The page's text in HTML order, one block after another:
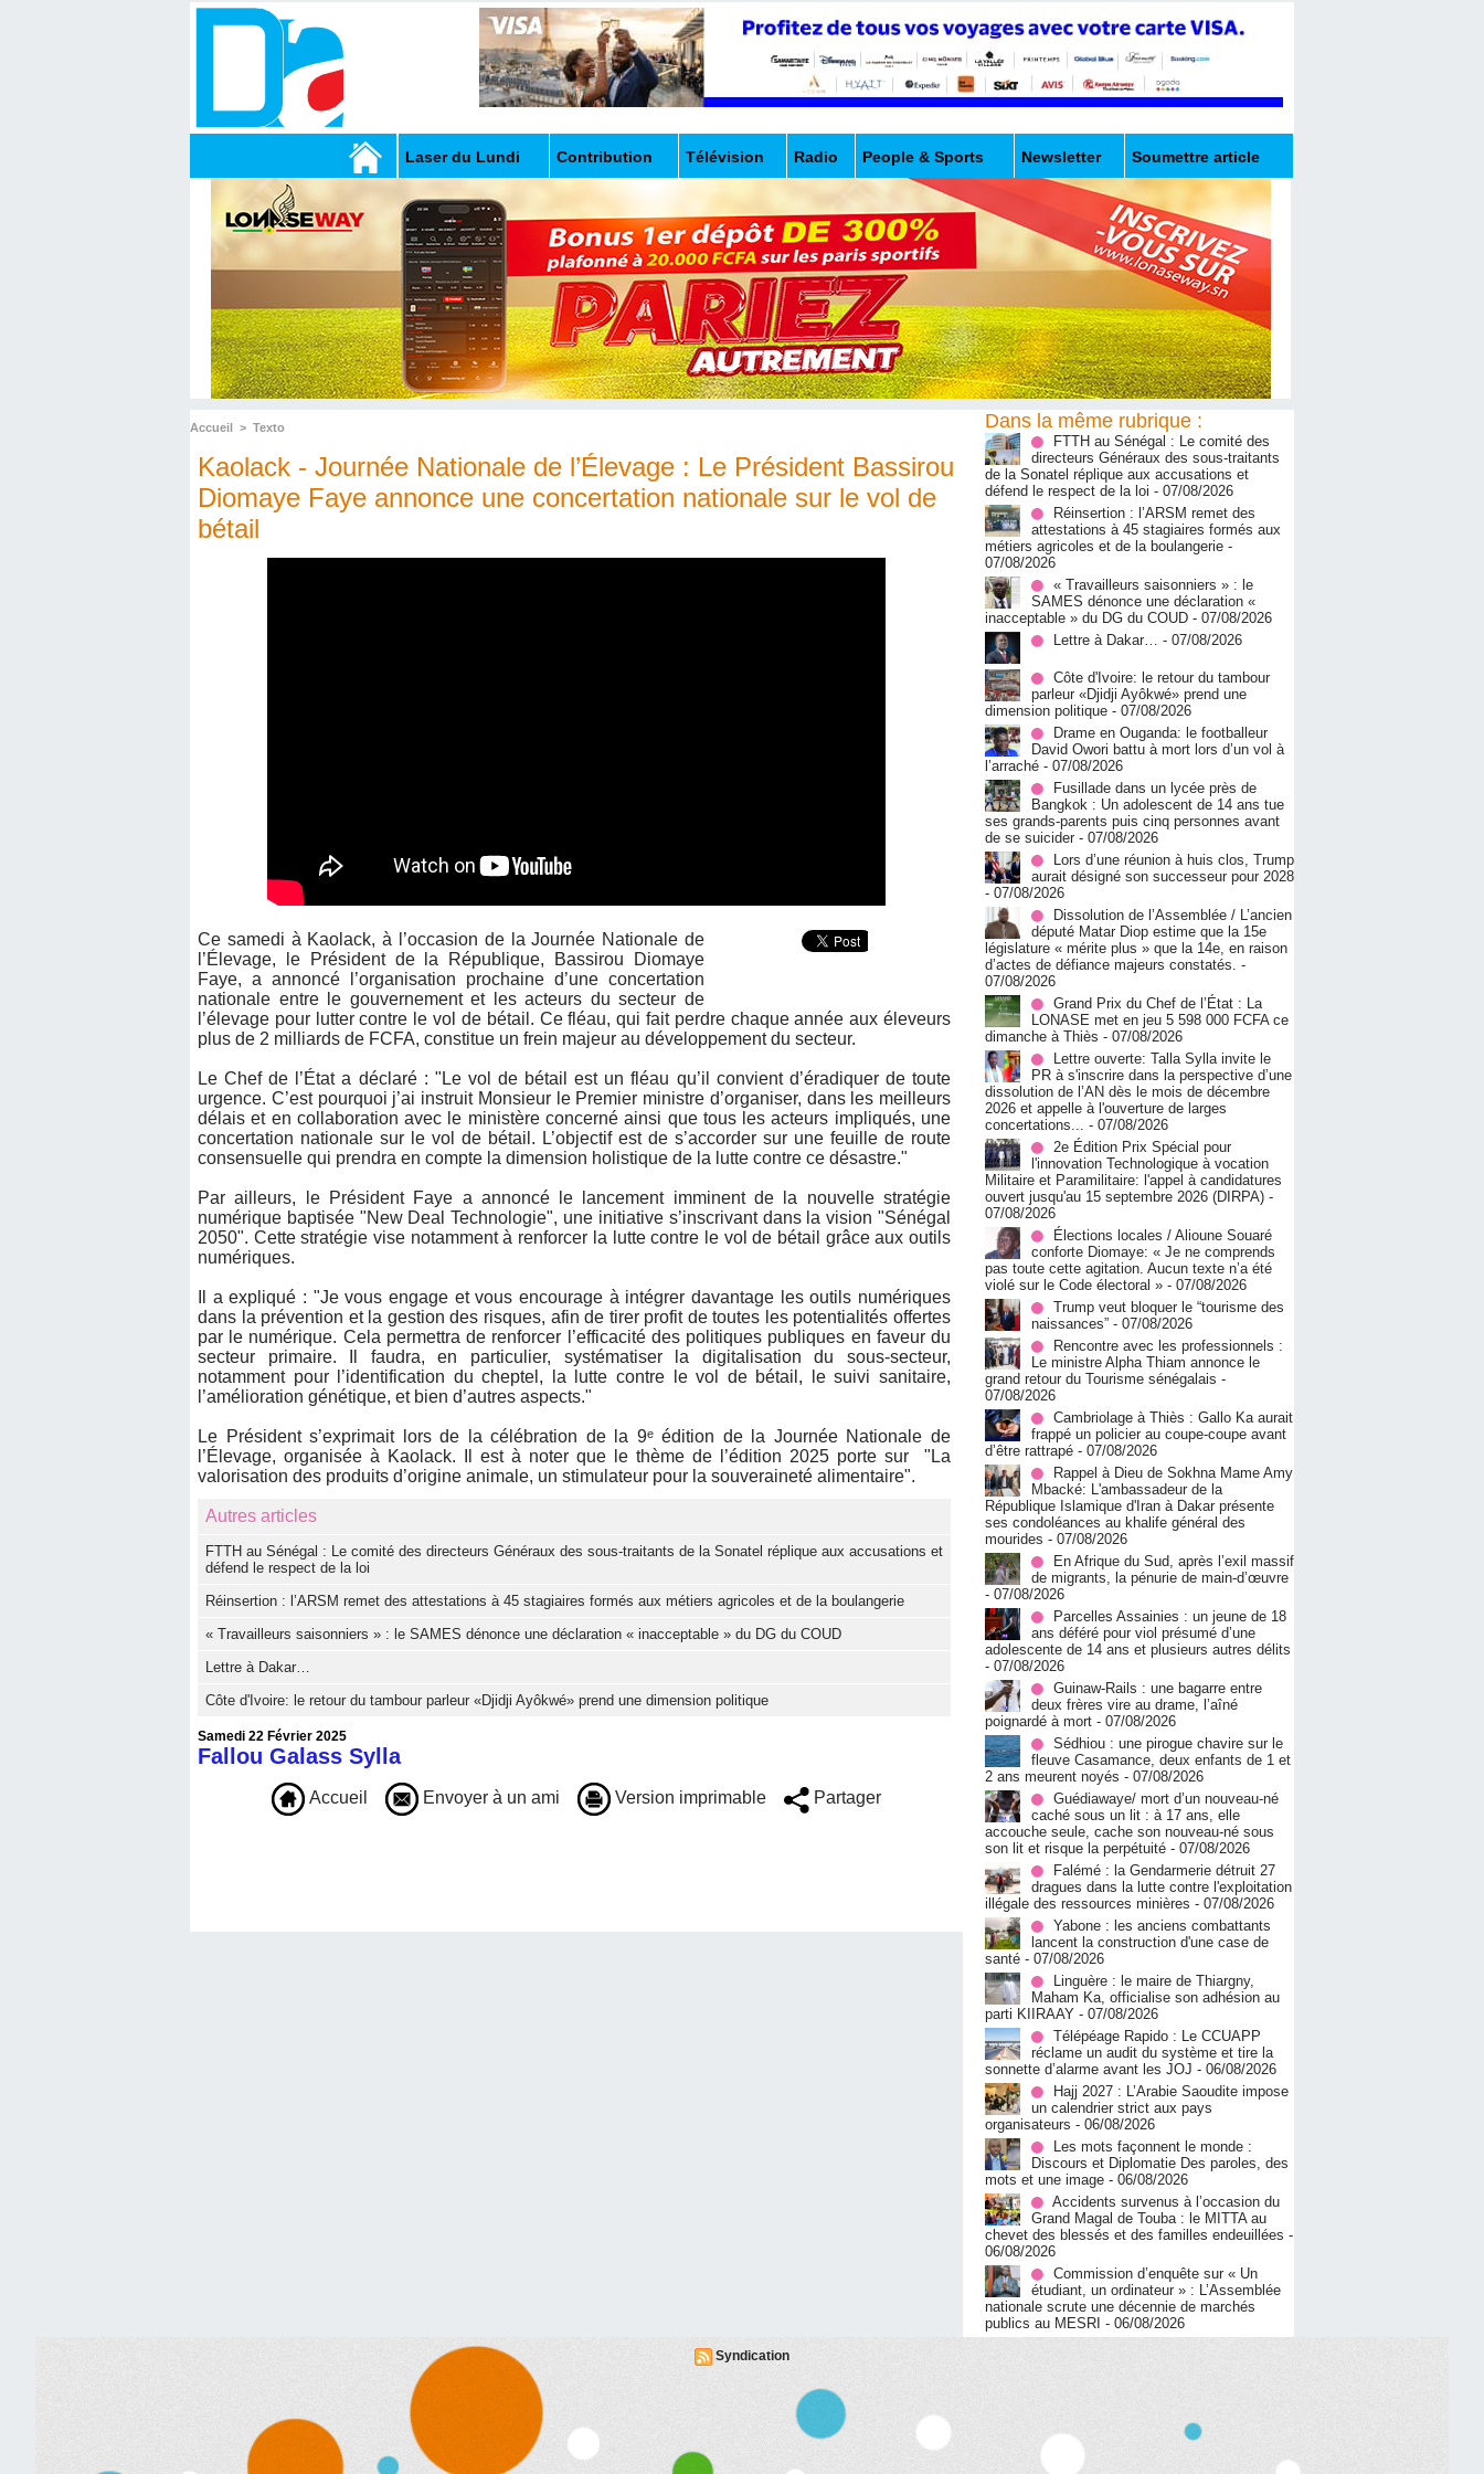
Laser du Lundi Contribution Télévision Radio People & Sports Newsletter Soumettre article
Accueil > Texto
Kaolack - Journée Nationale de l’Élevage : Le Président Bassirou
Diomaye Faye annonce une concertation nationale sur le vol de
bétail
Ce samedi à Kaolack, à l’occasion de la Journée Nationale de
l’Élevage, le Président de la République, Bassirou Diomaye
Faye, a annoncé l’organisation prochaine d’une concertation
nationale entre le gouvernement et les acteurs du secteur de
l’élevage pour lutter contre le vol de bétail. Ce fléau, qui fait perdre chaque année aux éleveurs
plus de 2 milliards de FCFA, constitue un frein majeur au développement du secteur.
Le Chef de l’État a déclaré : "Le vol de bétail est un fléau qu’il convient d’éradiquer de toute
urgence. C’est pourquoi j’ai instruit Monsieur le Premier ministre d’organiser, dans les meilleurs
délais et en collaboration avec le ministère concerné ainsi que tous les acteurs impliqués, une
concertation nationale sur le vol de bétail. L’objectif est de s’accorder sur une feuille de route
consensuelle qui prendra en compte la dimension holistique de la lutte contre ce désastre."
Par ailleurs, le Président Faye a annoncé le lancement imminent de la nouvelle stratégie
numérique baptisée "New Deal Technologie", une initiative s’inscrivant dans la vision "Sénégal
2050". Cette stratégie vise notamment à renforcer la lutte contre le vol de bétail grâce aux outils
numériques.
Il a expliqué : "Je vous engage et vous encourage à intégrer davantage les outils numériques
dans la prévention et la gestion des risques, afin de tirer profit de toutes les potentialités offertes
par le numérique. Cela permettra de renforcer l’efficacité des politiques publiques en faveur du
secteur primaire. Il faudra, en particulier, systématiser la digitalisation du sous-secteur,
notamment pour l’identification du cheptel, la lutte contre le vol de bétail, le suivi sanitaire,
l’amélioration génétique, et bien d’autres aspects."
Le Président s’exprimait lors de la célébration de la 9ᵉ édition de la Journée Nationale de
l’Élevage, organisée à Kaolack. Il est à noter que le thème de l’édition 2025 porte sur "La
valorisation des produits d’origine animale, un stimulateur pour la souveraineté alimentaire".
Autres articles
FTTH au Sénégal : Le comité des directeurs Généraux des sous-traitants de la Sonatel réplique aux accusations et
défend le respect de la loi
Réinsertion : l’ARSM remet des attestations à 45 stagiaires formés aux métiers agricoles et de la boulangerie
« Travailleurs saisonniers » : le SAMES dénonce une déclaration « inacceptable » du DG du COUD
Lettre à Dakar…
Côte d'Ivoire: le retour du tambour parleur «Djidji Ayôkwé» prend une dimension politique
Samedi 22 Février 2025
Fallou Galass Sylla
Accueil Envoyer à un ami Version imprimable Partager
Dans la même rubrique :
FTTH au Sénégal : Le comité des
directeurs Généraux des sous-traitants
de la Sonatel réplique aux accusations et
défend le respect de la loi - 07/08/2026
Réinsertion : l’ARSM remet des
attestations à 45 stagiaires formés aux
métiers agricoles et de la boulangerie -
07/08/2026
« Travailleurs saisonniers » : le
SAMES dénonce une déclaration «
inacceptable » du DG du COUD - 07/08/2026
Lettre à Dakar… - 07/08/2026
Côte d'Ivoire: le retour du tambour
parleur «Djidji Ayôkwé» prend une
dimension politique - 07/08/2026
Drame en Ouganda: le footballeur
David Owori battu à mort lors d’un vol à
l’arraché - 07/08/2026
Fusillade dans un lycée près de
Bangkok : Un adolescent de 14 ans tue
ses grands-parents puis cinq personnes avant
de se suicider - 07/08/2026
Lors d’une réunion à huis clos, Trump
aurait désigné son successeur pour 2028
- 07/08/2026
Dissolution de l’Assemblée / L’ancien
député Matar Diop estime que la 15e
législature « mérite plus » que la 14e, en raison
d’actes de défiance majeurs constatés. -
07/08/2026
Grand Prix du Chef de l’État : La
LONASE met en jeu 5 598 000 FCFA ce
dimanche à Thiès - 07/08/2026
Lettre ouverte: Talla Sylla invite le
PR à s'inscrire dans la perspective d’une
dissolution de l’AN dès le mois de décembre
2026 et appelle à l'ouverture de larges
concertations... - 07/08/2026
2e Édition Prix Spécial pour
l'innovation Technologique à vocation
Militaire et Paramilitaire: l'appel à candidatures
ouvert jusqu'au 15 septembre 2026 (DIRPA) -
07/08/2026
Élections locales / Alioune Souaré
conforte Diomaye: « Je ne comprends
pas toute cette agitation. Aucun texte n’a été
violé sur le Code électoral » - 07/08/2026
Trump veut bloquer le “tourisme des
naissances” - 07/08/2026
Rencontre avec les professionnels :
Le ministre Alpha Thiam annonce le
grand retour du Tourisme sénégalais -
07/08/2026
Cambriolage à Thiès : Gallo Ka aurait
frappé un policier au coupe-coupe avant
d’être rattrapé - 07/08/2026
Rappel à Dieu de Sokhna Mame Amy
Mbacké: L'ambassadeur de la
République Islamique d'Iran à Dakar présente
ses condoléances au khalife général des
mourides - 07/08/2026
En Afrique du Sud, après l’exil massif
de migrants, la pénurie de main-d’œuvre
- 07/08/2026
Parcelles Assainies : un jeune de 18
ans déféré pour viol présumé d’une
adolescente de 14 ans et plusieurs autres délits
- 07/08/2026
Guinaw-Rails : une bagarre entre
deux frères vire au drame, l’aîné
poignardé à mort - 07/08/2026
Sédhiou : une pirogue chavire sur le
fleuve Casamance, deux enfants de 1 et
2 ans meurent noyés - 07/08/2026
Guédiawaye/ mort d’un nouveau-né
caché sous un lit : à 17 ans, elle
accouche seule, cache son nouveau-né sous
son lit et risque la perpétuité - 07/08/2026
Falémé : la Gendarmerie détruit 27
dragues dans la lutte contre l'exploitation
illégale des ressources minières - 07/08/2026
Yabone : les anciens combattants
lancent la construction d'une case de
santé - 07/08/2026
Linguère : le maire de Thiargny,
Maham Ka, officialise son adhésion au
parti KIIRAAY - 07/08/2026
Télépéage Rapido : Le CCUAPP
réclame un audit du système et tire la
sonnette d’alarme avant les JOJ - 06/08/2026
Hajj 2027 : L’Arabie Saoudite impose
un calendrier strict aux pays
organisateurs - 06/08/2026
Les mots façonnent le monde :
Discours et Diplomatie Des paroles, des
mots et une image - 06/08/2026
Accidents survenus à l’occasion du
Grand Magal de Touba : le MITTA au
chevet des blessés et des familles endeuillées -
06/08/2026
Commission d’enquête sur « Un
étudiant, un ordinateur » : L’Assemblée
nationale scrute une décennie de marchés
publics au MESRI - 06/08/2026
Syndication